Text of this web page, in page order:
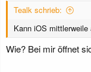
Tealk schrieb:
Kann iOS mittlerweile
Wie? Bei mir öffnet